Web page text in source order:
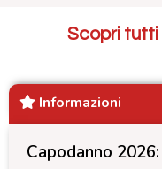
Scopri
Informazioni
Capodanno